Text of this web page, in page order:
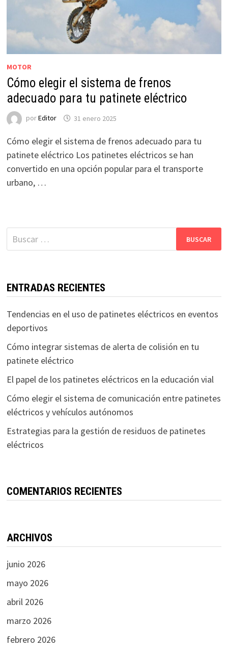
MOTOR
Cómo elegir el sistema de frenos
adecuado para tu patinete eléctrico
porEditor 31 enero 2025
Cómo elegir el sistema de frenos adecuado para tu
patinete eléctrico Los patinetes eléctricos se han
convertido en una opción popular para el transporte
urbano, …
Buscar:
ENTRADAS RECIENTES
Tendencias en el uso de patinetes eléctricos en eventos
deportivos
Cómo integrar sistemas de alerta de colisión en tu
patinete eléctrico
El papel de los patinetes eléctricos en la educación vial
Cómo elegir el sistema de comunicación entre patinetes
eléctricos y vehículos autónomos
Estrategias para la gestión de residuos de patinetes
eléctricos
COMENTARIOS RECIENTES
ARCHIVOS
junio 2026
mayo 2026
abril 2026
marzo 2026
febrero 2026